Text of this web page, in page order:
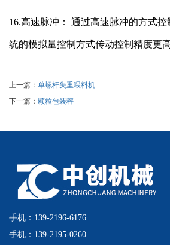
16.高速脉冲： 通过高速脉冲的方式
统的模拟量控制方式传动控制精度更
上一篇： 单螺杆失重喂料机
下一篇： 颗粒包装秤
手机：139-2196-6176
手机：139-2195-0260